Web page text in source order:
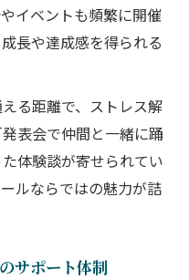
イベントも頻繁に開催
長や達成感を得られる
る距離で、ストレス解
表会で仲間と一緒に踊
体験談が寄せられてい
ルならではの魅力が詰
サポート体制